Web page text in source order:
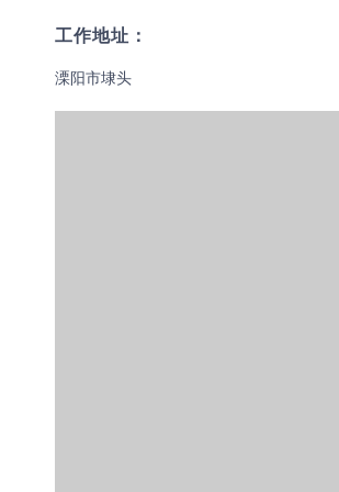
工作地址：
溧阳市埭头